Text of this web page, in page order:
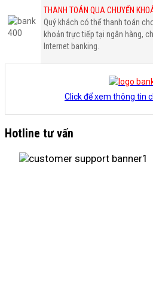
THANH TOÁN QUA CHUYỂN
Quý khách có thể thanh toán
khoản trực tiếp tại ngân hàng,
Internet banking.
Click để xem thông tin
Hotline tư vấn